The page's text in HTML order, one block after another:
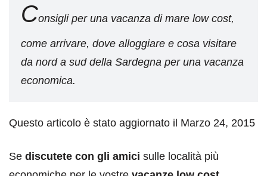
Consigli per una vacanza di mare low cost,
come arrivare, dove alloggiare e cosa visitare
da nord a sud della Sardegna per una vacanza
economica.
Questo articolo è stato aggiornato il Marzo 24, 2015
Se discutete con gli amici sulle località più